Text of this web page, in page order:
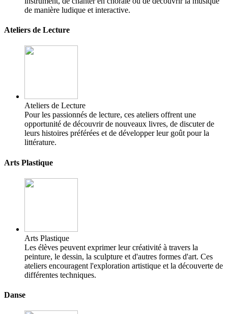
de manière ludique et interactive.
Ateliers de Lecture
Ateliers de Lecture
Pour les passionnés de lecture, ces ateliers offrent une
opportunité de découvrir de nouveaux livres, de discuter de
leurs histoires préférées et de développer leur goût pour la
littérature.
Arts Plastique
Arts Plastique
Les élèves peuvent exprimer leur créativité à travers la
peinture, le dessin, la sculpture et d'autres formes d'art. Ces
ateliers encouragent l'exploration artistique et la découverte de
différentes techniques.
Danse